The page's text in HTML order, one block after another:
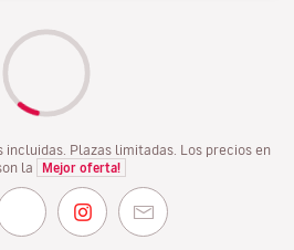
incluidas. Plazas limitadas. Los precios en
la
Mejor oferta!